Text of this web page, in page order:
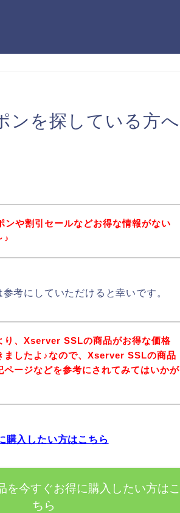
ンを探している方へ
や割引セールなどお得な情報がない
♪
考にしていただけると幸いです。
り、Xserver SSLの商品がお得な価格
ましたよ♪なので、Xserver SSLの商品
ページなどを参考にされてみてはいかが
入したい方はこちら
を今すぐお得に購入したい方はこ
ちら